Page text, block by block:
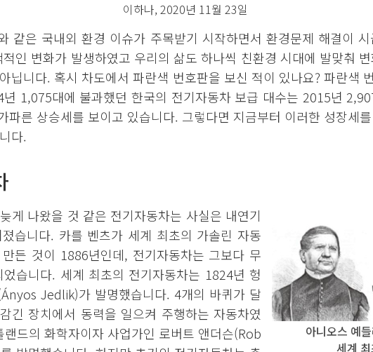
이하나, 2020년 11월 23일
같은 국내외 환경 이슈가 주목받기 시작하면서 환경문제 해결이
인 변화가 발생하였고 우리의 삶도 하나씩 친환경 시대에 발맞춰
닙니다. 혹시 차도에서 파란색 번호판을 보신 적이 있나요? 파란색
1,075대에 불과했던 한국의 전기자동차 보급 대수는 2015년
파른 상승세를 보이고 있습니다. 그렇다면 지금부터 이러한 성장세
다.
아니오스 예
세계
게 나왔을 것 같은 전기자동차는 사실은 내연기
습니다. 카를 벤츠가 세계 최초의 가솔린 자동
든 것이 1886년인데, 전기자동차는 그보다 무
습니다. 세계 최초의 전기자동차는 1824년 헝
Jedlik)가 발명했습니다. 4개의 바퀴가 달
긴 장치에서 동력을 일으켜 주행하는 자동차였
드의 화학자이자 사업가인 로버트 앤더슨(Rob